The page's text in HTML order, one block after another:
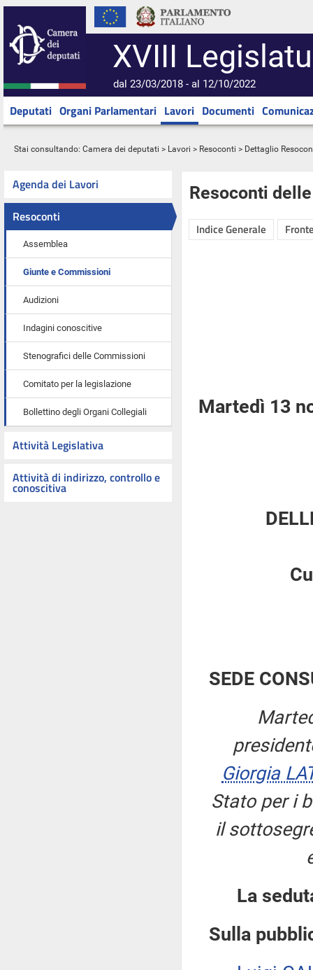
XVIII
dal 23/03/2018 - al 12/10/2022
Deputati Organi Parlamentari Lavori Documenti
Stai consultando: Camera dei deputati > Lavori > Resoconti > Dettaglio
Agenda dei Lavori
Resoconti
Assemblea
Giunte e Commissioni
Audizioni
Indagini conoscitive
Stenografici delle Commissioni
Comitato per la legislazione
Bollettino degli Organi Collegiali
Attività Legislativa
Attività di indirizzo, controllo e
conoscitiva
Resoconti
Indice Generale
Martedì 13
SEDE
Giorgia
Stato per i
il
La
Sulla